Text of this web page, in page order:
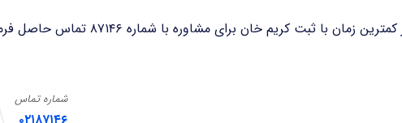
کریم خان برای مشاوره با شماره ۸۷۱۴۶ تماس حاصل فرمایید.
شماره تماس